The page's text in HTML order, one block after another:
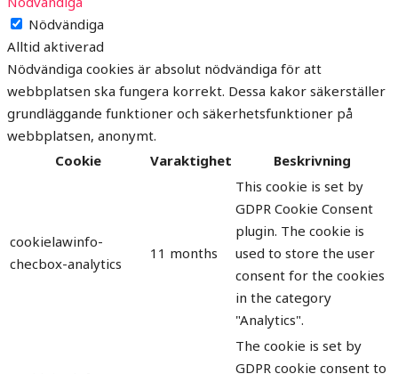
Nödvändiga
Alltid aktiverad
Nödvändiga cookies är absolut nödvändiga för att
webbplatsen ska fungera korrekt. Dessa kakor säkerställer
grundläggande funktioner och säkerhetsfunktioner på
webbplatsen, anonymt.
Cookie
Varaktighet Beskrivning
cookielawinfo-
checbox-analytics
11 months
This cookie is set by
GDPR Cookie Consent
plugin. The cookie is
used to store the user
consent for the cookies
in the category
"Analytics".
The cookie is set by
GDPR cookie consent to